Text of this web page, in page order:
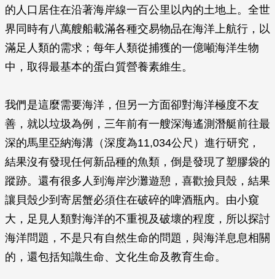
的人口居住在沿著海岸線一百公里以內的土地上。全世
界同時有八萬艘船載滿各種交易物品在海洋上航行，以
滿足人類的需求；每年人類從捕獲的一億噸海洋生物
中，取得最基本的蛋白質營養素維生。
我們是這麼需要海洋，但另一方面卻對海洋極度不友
善，就以垃圾為例，三年前有一艘深海遙測潛艇前往最
深的馬里亞納海溝（深度為11,034公尺）進行研究，
結果沒有發現任何新品種的魚類，倒是發現了塑膠袋的
蹤跡。還有很多人到海岸沙灘遊憩，喜歡撿貝殼，結果
讓貝殼少到寄居蟹必須住在破碎的啤酒瓶內。由小窺
大，足見人類對海洋的不重視及破壞的程度，所以探討
海洋問題，不是只有自然生命的問題，與海洋息息相關
的，還包括知識生命、文化生命及教育生命。